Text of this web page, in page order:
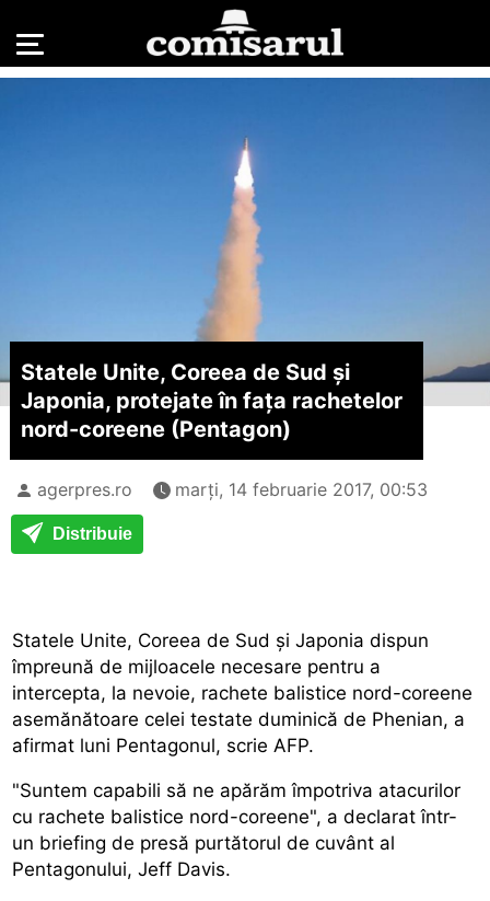
Statele Unite, Coreea de Sud și
Japonia, protejate în fața rachetelor
nord-coreene (Pentagon)
agerpres.ro marți, 14 februarie 2017, 00:53
Distribuie
Statele Unite, Coreea de Sud și Japonia dispun
împreună de mijloacele necesare pentru a
intercepta, la nevoie, rachete balistice nord-coreene
asemănătoare celei testate duminică de Phenian, a
afirmat luni Pentagonul, scrie AFP.
"Suntem capabili să ne apărăm împotriva atacurilor
cu rachete balistice nord-coreene", a declarat într-
un briefing de presă purtătorul de cuvânt al
Pentagonului, Jeff Davis.